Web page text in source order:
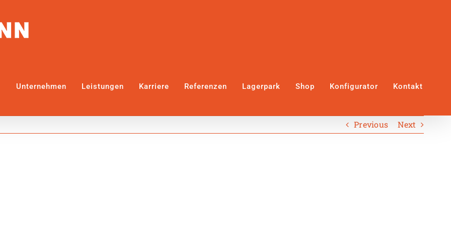
Unternehmen Leistungen Karriere Referenzen Lagerpark Shop Konfigurator Kontakt
Previous Next